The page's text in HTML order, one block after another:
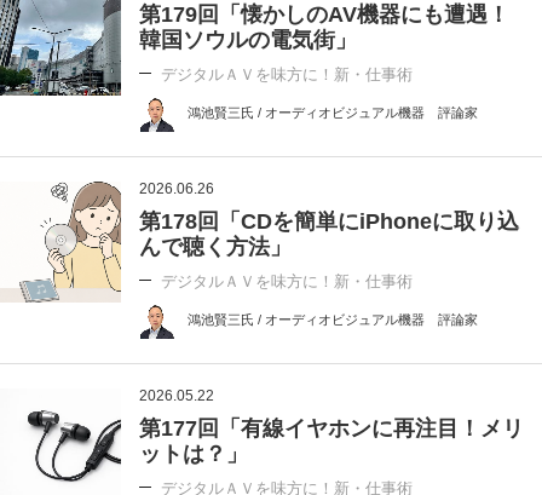
第179回「懐かしのAV機器にも遭遇！
韓国ソウルの電気街」
デジタルＡＶを味方に！新・仕事術
鴻池賢三氏 / オーディオビジュアル機器 評論家
2026.06.26
第178回「CDを簡単にiPhoneに取り込
んで聴く方法」
デジタルＡＶを味方に！新・仕事術
鴻池賢三氏 / オーディオビジュアル機器 評論家
2026.05.22
第177回「有線イヤホンに再注目！メリ
ットは？」
デジタルＡＶを味方に！新・仕事術